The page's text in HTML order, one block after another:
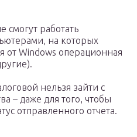
смогут работать
на которых
от Windows операционная
нельзя зайти с
– даже для того, чтобы
отправленного отчета.